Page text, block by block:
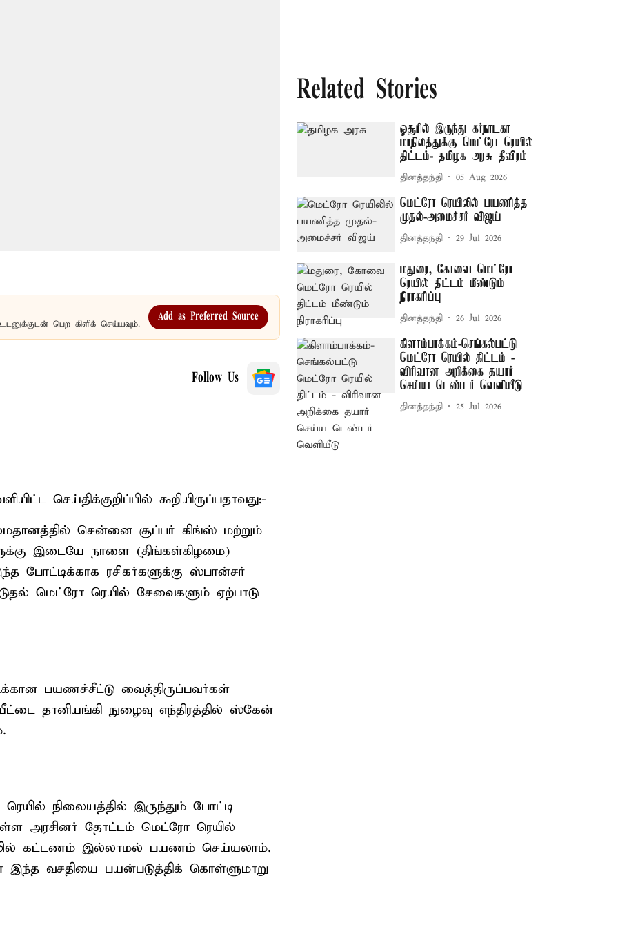
பெற கிளிக் செய்யவும்.
Add as Preferred Source
Follow Us
செய்திக்குறிப்பில் கூறியிருப்பதாவது:-
சென்னை சூப்பர் கிங்ஸ் மற்றும்
இடையே நாளை (திங்கள்கிழமை)
போட்டிக்காக ரசிகர்களுக்கு ஸ்பான்சர்
மெட்ரோ ரெயில் சேவைகளும் ஏற்பாடு
பயணச்சீட்டு வைத்திருப்பவர்கள்
தானியங்கி நுழைவு எந்திரத்தில் ஸ்கேன்
நிலையத்தில் இருந்தும் போட்டி
அரசினர் தோட்டம் மெட்ரோ ரெயில்
கட்டணம் இல்லாமல் பயணம் செய்யலாம்.
வசதியை பயன்படுத்திக் கொள்ளுமாறு
Related Stories
ஓசூரில் இருந்து கர்நாடகா
மாநிலத்துக்கு மெட்ரோ ரெயில்
திட்டம்- தமிழக அரசு தீவிரம்
தினத்தந்தி 05 Aug 2026
மெட்ரோ ரெயிலில் பயணித்த
முதல்-அமைச்சர் விஜய்
தினத்தந்தி 29 Jul 2026
மதுரை, கோவை மெட்ரோ
ரெயில் திட்டம் மீண்டும்
நிராகரிப்பு
தினத்தந்தி 26 Jul 2026
கிளாம்பாக்கம்-செங்கல்பட்டு
மெட்ரோ ரெயில் திட்டம் -
விரிவான அறிக்கை தயார்
செய்ய டெண்டர் வெளியீடு
தினத்தந்தி 25 Jul 2026